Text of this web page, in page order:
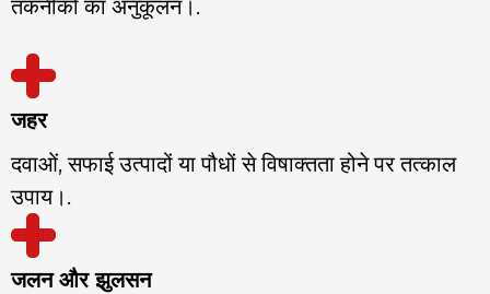
तकनीकों का अनुकूलन।.
जहर
दवाओं, सफाई उत्पादों या पौधों से विषाक्तता होने पर तत्काल
उपाय।.
जलन और झुलसन